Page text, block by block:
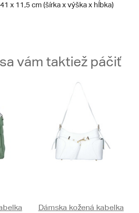
x 11,5 cm (šírka x výška x hĺbka)
vám taktiež páčiť
Dámska kožená kabelka